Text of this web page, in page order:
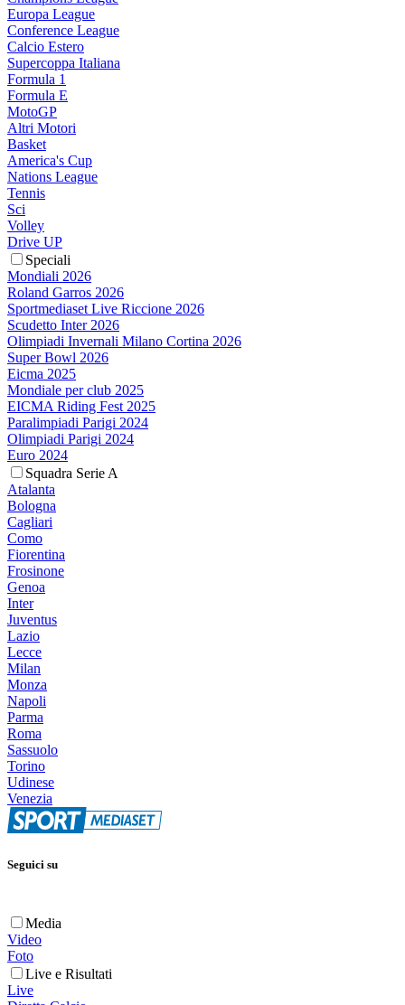
Europa League
Conference League
Calcio Estero
Supercoppa Italiana
Formula 1
Formula E
MotoGP
Altri Motori
Basket
America's Cup
Nations League
Tennis
Sci
Volley
Drive UP
Speciali
Mondiali 2026
Roland Garros 2026
Sportmediaset Live Riccione 2026
Scudetto Inter 2026
Olimpiadi Invernali Milano Cortina 2026
Super Bowl 2026
Eicma 2025
Mondiale per club 2025
EICMA Riding Fest 2025
Paralimpiadi Parigi 2024
Olimpiadi Parigi 2024
Euro 2024
Squadra Serie A
Atalanta
Bologna
Cagliari
Como
Fiorentina
Frosinone
Genoa
Inter
Juventus
Lazio
Lecce
Milan
Monza
Napoli
Parma
Roma
Sassuolo
Torino
Udinese
Venezia
Seguici su
Media
Video
Foto
Live e Risultati
Live